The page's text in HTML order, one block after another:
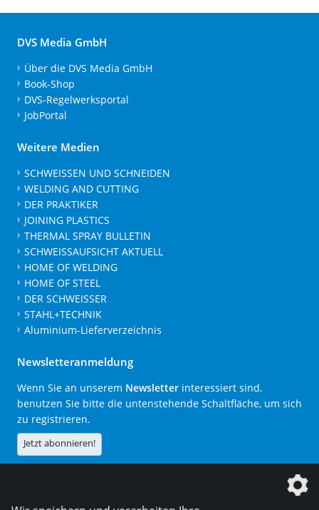
DVS Media GmbH
Über die DVS Media GmbH
Book-Shop
DVS-Regelwerksportal
JobPortal
Weitere Medien
SCHWEISSEN UND SCHNEIDEN
WELDING AND CUTTING
DER PRAKTIKER
JOINING PLASTICS
THERMAL SPRAY BULLETIN
SCHWEISSAUFSICHT AKTUELL
HOME OF WELDING
HOME OF STEEL
DER SCHWEISSER
STAHL+TECHNIK
Aluminium-Lieferverzeichnis
Newsletteranmeldung
Wenn Sie an unserem Newsletter interessiert sind,
benutzen Sie bitte die untenstehende Schaltfläche, um sich
zu registrieren.
Jetzt abonnieren!
Die DVS Media GmbH ist ein Unternehmen der